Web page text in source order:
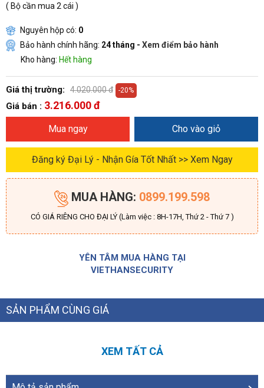
( Bộ cần mua 2 cái )
Nguyên hộp có: 0
Bảo hành chính hãng: 24 tháng - Xem điểm bảo hành
Kho hàng: Hết hàng
Giá thị trường: 4.020.000 đ -20%
Giá bán : 3.216.000 đ
Mua ngay Cho vào giỏ
Đăng ký Đại Lý - Nhận Gía Tốt Nhất >> Xem Ngay
MUA HÀNG: 0899.199.598
CÓ GIÁ RIÊNG CHO ĐẠI LÝ (Làm việc : 8H-17H, Thứ 2 - Thứ 7 )
YÊN TÂM MUA HÀNG TẠI
VIETHANSECURITY
SẢN PHẨM CÙNG GIÁ
XEM TẤT CẢ